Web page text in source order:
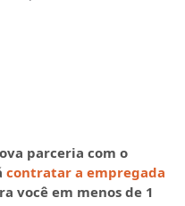
parceria com o
contratar a empregada
você em menos de 1